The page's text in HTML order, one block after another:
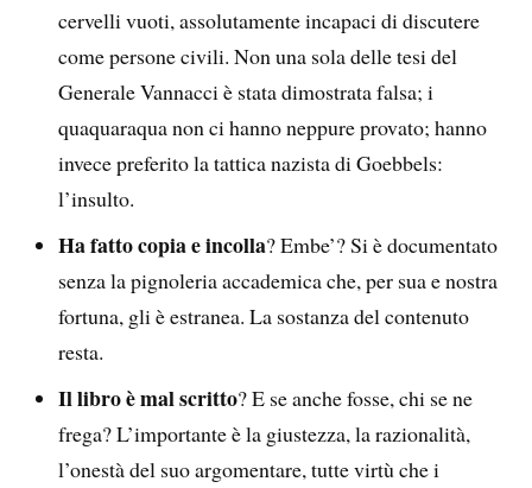
cervelli vuoti, assolutamente incapaci di discutere
come persone civili. Non una sola delle tesi del
Generale Vannacci è stata dimostrata falsa; i
quaquaraqua non ci hanno neppure provato; hanno
invece preferito la tattica nazista di Goebbels:
l’insulto.
Ha fatto copia e incolla? Embe’? Si è documentato
senza la pignoleria accademica che, per sua e nostra
fortuna, gli è estranea. La sostanza del contenuto
resta.
Il libro è mal scritto? E se anche fosse, chi se ne
frega? L’importante è la giustezza, la razionalità,
l’onestà del suo argomentare, tutte virtù che i